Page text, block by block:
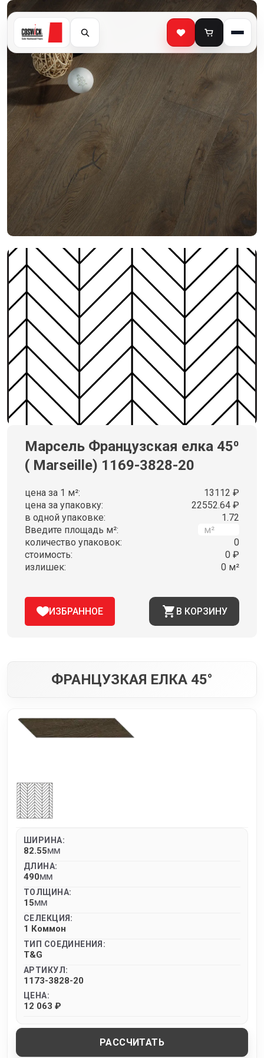
Марсель Французская елка 45⁰
( Marseille) 1169-3828-20
цена за 1 м²:
13112 ₽
цена за упаковку:
22552.64 ₽
в одной упаковке:
1.72
Введите площадь м²:
количество упаковок:
0
стоимость:
0 ₽
излишек:
0 м²
ИЗБРАННОЕ В КОРЗИНУ
ФРАНЦУЗКАЯ ЕЛКА 45°
ШИРИНА:
82.55MM
ДЛИНА:
490MM
ТОЛЩИНА:
15MM
СЕЛЕКЦИЯ:
1 Коммон
ТИП СОЕДИНЕНИЯ:
T&G
АРТИКУЛ:
1173-3828-20
ЦЕНА:
12 063 ₽
РАССЧИТАТЬ